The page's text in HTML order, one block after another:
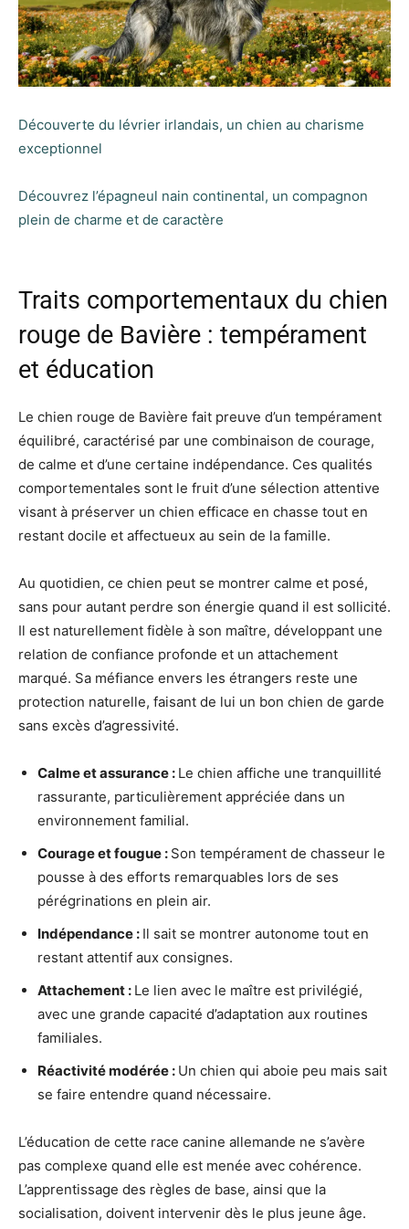
Découverte du lévrier irlandais, un chien au charisme
exceptionnel
Découvrez l’épagneul nain continental, un compagnon
plein de charme et de caractère
Traits comportementaux du chien
rouge de Bavière : tempérament
et éducation
Le chien rouge de Bavière fait preuve d’un tempérament
équilibré, caractérisé par une combinaison de courage,
de calme et d’une certaine indépendance. Ces qualités
comportementales sont le fruit d’une sélection attentive
visant à préserver un chien efficace en chasse tout en
restant docile et affectueux au sein de la famille.
Au quotidien, ce chien peut se montrer calme et posé,
sans pour autant perdre son énergie quand il est sollicité.
Il est naturellement fidèle à son maître, développant une
relation de confiance profonde et un attachement
marqué. Sa méfiance envers les étrangers reste une
protection naturelle, faisant de lui un bon chien de garde
sans excès d’agressivité.
Calme et assurance : Le chien affiche une tranquillité
rassurante, particulièrement appréciée dans un
environnement familial.
Courage et fougue : Son tempérament de chasseur le
pousse à des efforts remarquables lors de ses
pérégrinations en plein air.
Indépendance : Il sait se montrer autonome tout en
restant attentif aux consignes.
Attachement : Le lien avec le maître est privilégié,
avec une grande capacité d’adaptation aux routines
familiales.
Réactivité modérée : Un chien qui aboie peu mais sait
se faire entendre quand nécessaire.
L’éducation de cette race canine allemande ne s’avère
pas complexe quand elle est menée avec cohérence.
L’apprentissage des règles de base, ainsi que la
socialisation, doivent intervenir dès le plus jeune âge.